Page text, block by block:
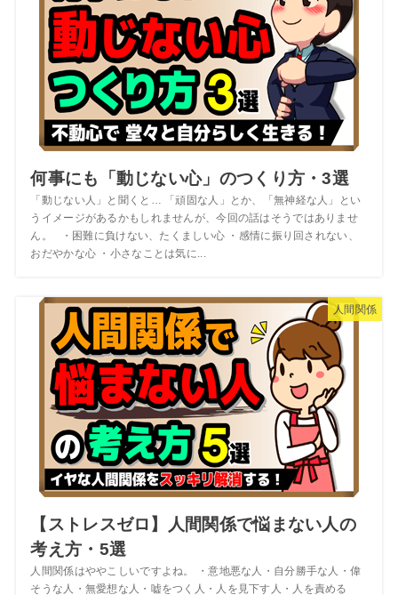
何事にも「動じない心」のつくり方・3選
「動じない人」と聞くと… 「頑固な人」とか、「無神経な人」とい
うイメージがあるかもしれませんが、今回の話はそうではありませ
ん。 ・困難に負けない、たくましい心 ・感情に振り回されない、
おだやかな心 ・小さなことは気に...
人間関係
【ストレスゼロ】人間関係で悩まない人の
考え方・5選
人間関係はややこしいですよね。 ・意地悪な人・自分勝手な人・偉
そうな人・無愛想な人・嘘をつく人・人を見下す人・人を責める